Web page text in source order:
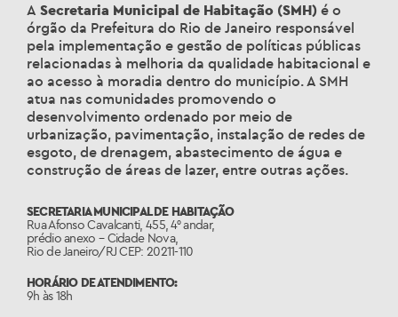
A Secretaria Municipal de Habitação (SMH) é o
órgão da Prefeitura do Rio de Janeiro responsável
pela implementação e gestão de políticas públicas
relacionadas à melhoria da qualidade habitacional e
ao acesso à moradia dentro do município. A SMH
atua nas comunidades promovendo o
desenvolvimento ordenado por meio de
urbanização, pavimentação, instalação de redes de
esgoto, de drenagem, abastecimento de água e
construção de áreas de lazer, entre outras ações.
SECRETARIA MUNICIPAL DE HABITAÇÃO
Rua Afonso Cavalcanti, 455, 4° andar,
prédio anexo – Cidade Nova,
Rio de Janeiro/RJ CEP: 20211-110
HORÁRIO DE ATENDIMENTO:
9h às 18h